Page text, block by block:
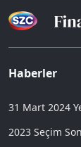
Haberler
31 Mart 2024
2023 Seçim